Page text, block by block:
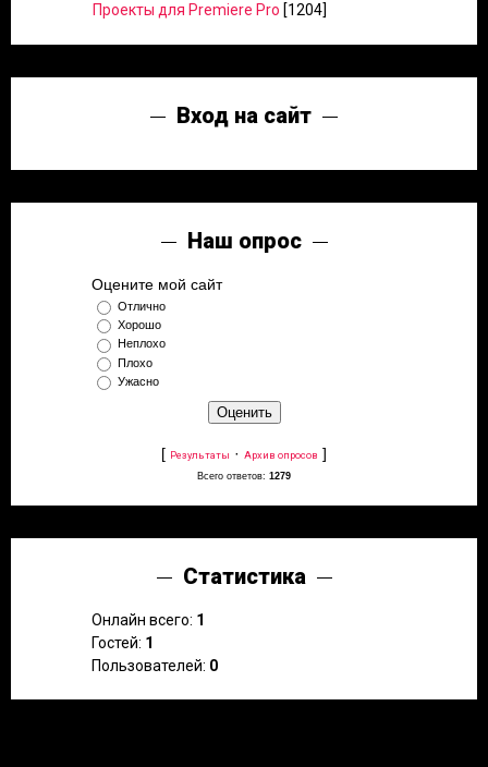
Проекты для Premiere Pro [1204]
Вход на сайт
Наш опрос
Оцените мой сайт
Отлично
Хорошо
Неплохо
Плохо
Ужасно
[ Результаты · Архив опросов ]
Всего ответов: 1279
Статистика
Онлайн всего: 1
Гостей: 1
Пользователей: 0